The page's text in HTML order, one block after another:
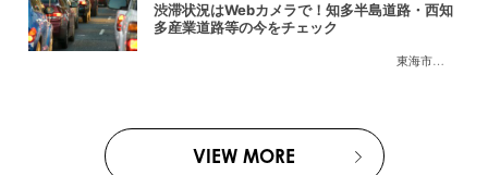
東海市
,大府市
渋滞状況はWebカメラで！知多半島道路・西知
多産業道路等の今をチェック
VIEW MORE